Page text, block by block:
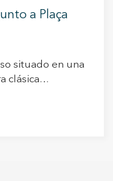
a Plaça
situado en una
clásica
esencia del
favorable y